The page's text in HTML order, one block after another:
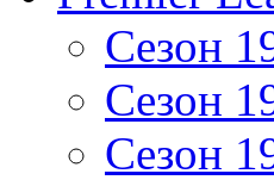
Сезон
Сезон
Сезон